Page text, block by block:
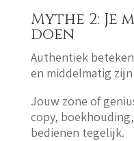
Mythe 2: Je
doen
Authentiek
en middelmatig
Jouw zone of
copy,
bedienen tegelijk.